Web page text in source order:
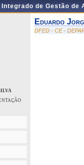
de Gestão de
Eduardo
DFED - CE -